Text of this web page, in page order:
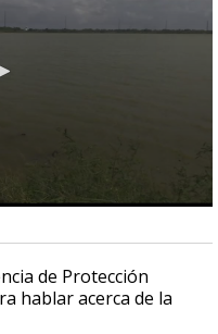
de Protección
hablar acerca de la